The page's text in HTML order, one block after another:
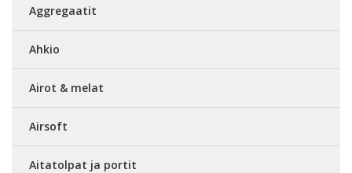
Aggregaatit
Ahkio
Airot & melat
Airsoft
Aitatolpat ja portit